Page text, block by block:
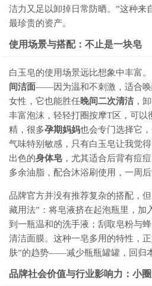
洁力又足以卸掉日常防晒。”这种来
最珍贵的资产。
使用场景与搭配：不止是一块皂
白玉皂的使用场景远比想象中丰富
间洁面——因为温和不刺激，适合唤
女性，它也能胜任晚间二次清洁，
丰富泡沫，轻轻打圈按摩T区，可以
精，很多孕期妈妈也会专门选择它
气味特别敏感，只有白玉皂让我觉
出色的身体皂 ，尤其适合后背有痘
多余油脂，配合沐浴刷使用，一周后
品牌官方并没有推荐复杂的搭配，
藏用法”：将皂液挤在起泡瓶里，加
到一瓶温和的洗手液；刮取皂粉与
清洁面膜。这种一皂多用的特性，
肤”的趋势——减少瓶瓶罐罐，回归
品牌社会价值与行业影响力：小